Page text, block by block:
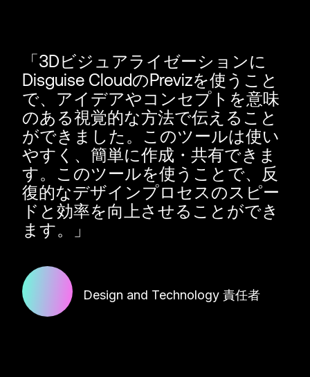
3Dビジュアライゼーションに
Disguise CloudのPrevizを使うこと
で、アイデアやコンセプトを意味
のある視覚的な方法で伝えること
ができました。このツールは使い
やすく、簡単に作成・共有できま
す。このツールを使うことで、反
復的なデザインプロセスのスピー
ドと効率を向上させることができ
ます。
Design and Technology 責任者